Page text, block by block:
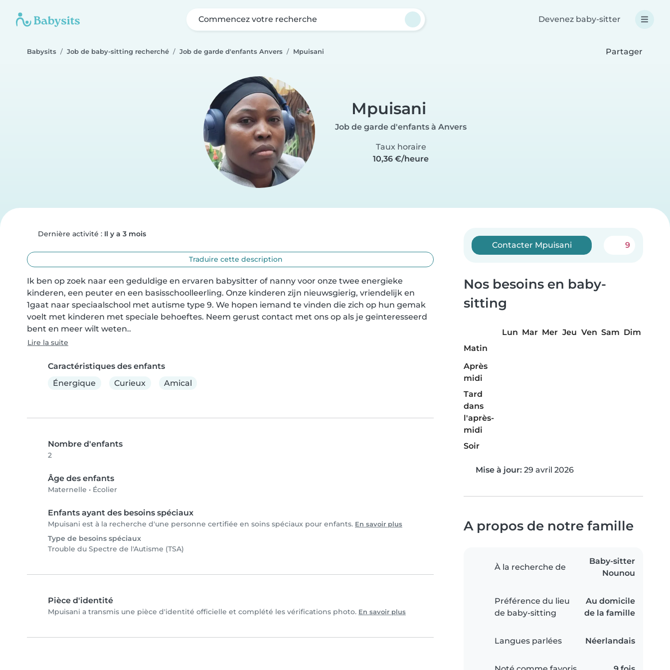
Commencez votre recherche Devenez baby-sitter
Babysits Job de baby-sitting recherché Job de garde d'enfants Anvers Mpuisani Partager
Mpuisani
Job de garde d'enfants à Anvers
Taux horaire
10,36 €/heure
Dernière activité : Il y a 3 mois
Traduire cette description
Ik ben op zoek naar een geduldige en ervaren babysitter of nanny voor onze twee energieke
kinderen, een peuter en een basisschoolleerling. Onze kinderen zijn nieuwsgierig, vriendelijk en
1gaat naar speciaalschool met autisme type 9. We hopen iemand te vinden die zich op hun gemak
voelt met kinderen met speciale behoeftes. Neem gerust contact met ons op als je geïnteresseerd
bent en meer wilt weten..
Lire la suite
Caractéristiques des enfants
Énergique
Curieux Amical
Nombre d'enfants
2
Âge des enfants
Maternelle • Écolier
Enfants ayant des besoins spéciaux
Mpuisani est à la recherche d'une personne certifiée en soins spéciaux pour enfants. En savoir plus
Type de besoins spéciaux
Trouble du Spectre de l'Autisme (TSA)
Pièce d'identité
Mpuisani a transmis une pièce d'identité officielle et complété les vérifications photo. En savoir plus
Contacter Mpuisani 9
Nos besoins en baby-
sitting
Lun Mar Mer Jeu Ven Sam Dim
Matin
Après
midi
Tard
dans
l'après-
midi
Soir
Mise à jour: 29 avril 2026
A propos de notre famille
À la recherche de
Baby-sitter
Nounou
Préférence du lieu
de baby-sitting
Au domicile
de la famille
Langues parlées Néerlandais